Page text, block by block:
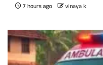
7 hours ago vinaya k